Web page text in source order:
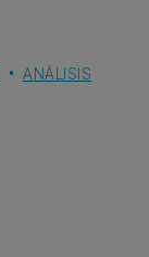
ANÁLISIS